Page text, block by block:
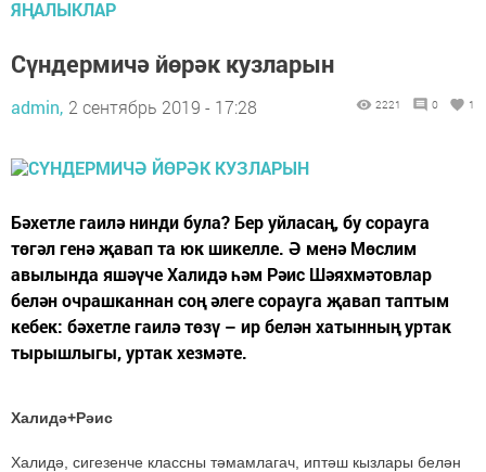
ЯҢАЛЫКЛАР
Сүндермичә йөрәк кузларын
admin, 2 сентябрь 2019 - 17:28 2221 0 1
Бәхетле гаилә нинди була? Бер уйласаң, бу сорауга
төгәл генә җавап та юк шикелле. Ә менә Мөслим
авылында яшәүче Халидә һәм Рәис Шәяхмәтовлар
белән очрашканнан соң әлеге сорауга җавап таптым
кебек: бәхетле гаилә төзү – ир белән хатынның уртак
тырышлыгы, уртак хезмәте.
Халидә+Рәис
Халидә, сигезенче классны тәмамлагач, иптәш кызлары белән